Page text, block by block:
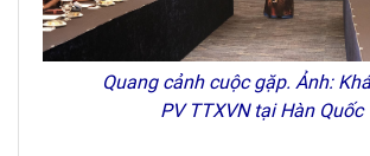
Quang cảnh cuộc gặp. Ảnh:
PV TTXVN tại Hàn Quốc